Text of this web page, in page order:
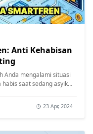
Anti Kehabisan
saat sedang asyik
23 Apr, 2024